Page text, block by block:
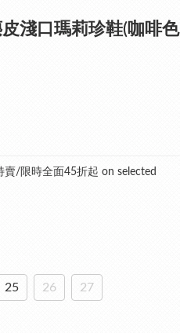
皮淺口瑪莉珍鞋(咖啡色
賣/限時全面45折起 on selected
25 26 27